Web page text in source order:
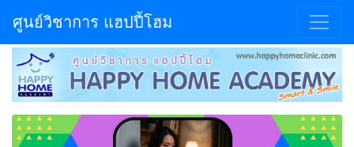
ศูนย์วิชาการ แฮปปี้โฮม